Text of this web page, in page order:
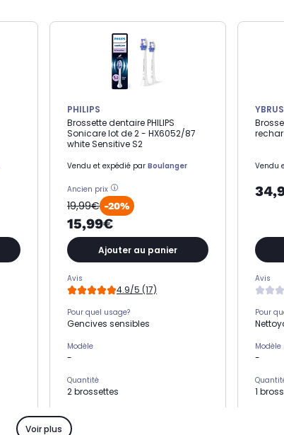
PHILIPS
Brossette dentaire PHILIPS
Sonicare lot de 2 - HX6052/87
white Sensitive S2
Vendu et expédié par Boulanger
Ancien prix
19,99€ -20%
15,99€
Ajouter au panier
Avis
4.9/5 (17)
Pour quel usage?
Gencives sensibles
Modèle
-
Quantité
2 brossettes
Philips
Vendu
Avis
Pour
Modèle
-
1
Voir plus